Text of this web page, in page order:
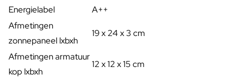
Energielabel
A++
Afmetingen
zonnepaneel lxbxh
19 x 24 x 3 cm
Afmetingen armatuur
kop lxbxh
12 x 12 x 15 cm